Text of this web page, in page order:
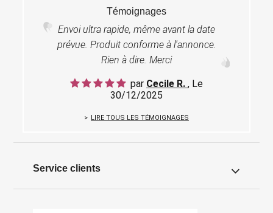
Témoignages
Envoi ultra rapide, même avant la date
prévue. Produit conforme à l'annonce.
Rien à dire. Merci
par Cecile R. , Le
30/12/2025
LIRE TOUS LES TÉMOIGNAGES
Service clients